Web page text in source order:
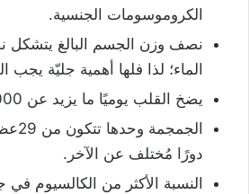
الكروموسومات الجنسية.
نصف وزن الجسم البالغ يتشكل
الماء؛ لذا فلها أهمية جليّة يجب
يضخ القلب يوميًا ما يزيد عن 2000 جالون من الدم.
دورًا مُختلف عن الآخر.
النسبة الأكثر من الكالسيوم